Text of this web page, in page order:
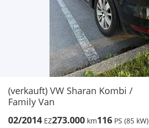
(verkauft) VW Sharan Kombi /
Family Van
02/2014 EZ273.000 km116 PS (85 kW)